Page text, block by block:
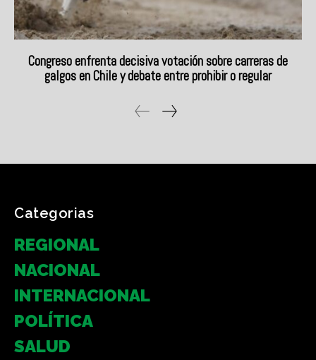
Categorias
REGIONAL
NACIONAL
INTERNACIONAL
POLÍTICA
SALUD